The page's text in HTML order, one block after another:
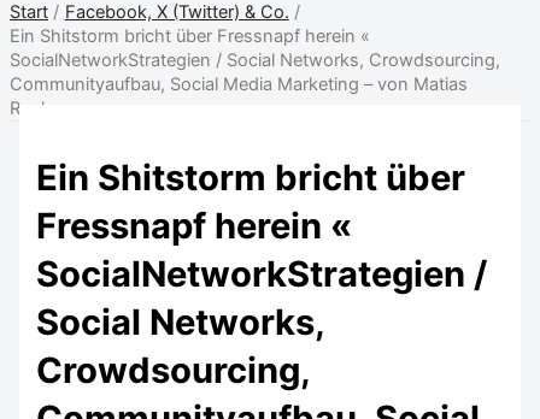
Start
Facebook, X (Twitter) & Co.
Ein Shitstorm bricht über Fressnapf herein «
SocialNetworkStrategien / Social Networks, Crowdsourcing,
Communityaufbau, Social Media Marketing – von Matias
Roskos
Ein Shitstorm bricht über
Fressnapf herein «
SocialNetworkStrategien /
Social Networks,
Crowdsourcing,